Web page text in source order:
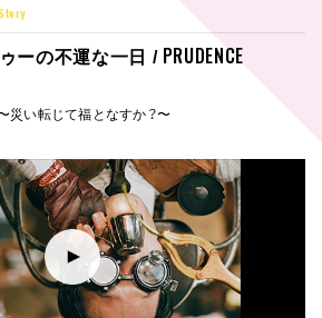
ーの不運な一日 / PRUDENCE
災い転じて福となすか？〜